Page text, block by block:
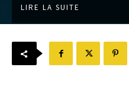
LIRE LA SUITE